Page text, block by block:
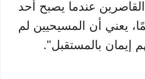
عندما يصبح أحد
يعني أن المسيحيين لم
إيمان بالمستقبل".